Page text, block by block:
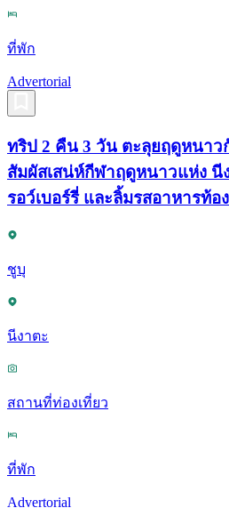
ที่พัก
Advertorial
ทริป 2 คืน 3 วัน ตะลุยฤดูหนาว
สัมผัสเสน่ห์กีฬาฤดูหนาวแห่ง นี
รอว์เบอร์รี่ และลิ้มรสอาหารท้อ
ชูบุ
นีงาตะ
สถานที่ท่องเที่ยว
ที่พัก
Advertorial